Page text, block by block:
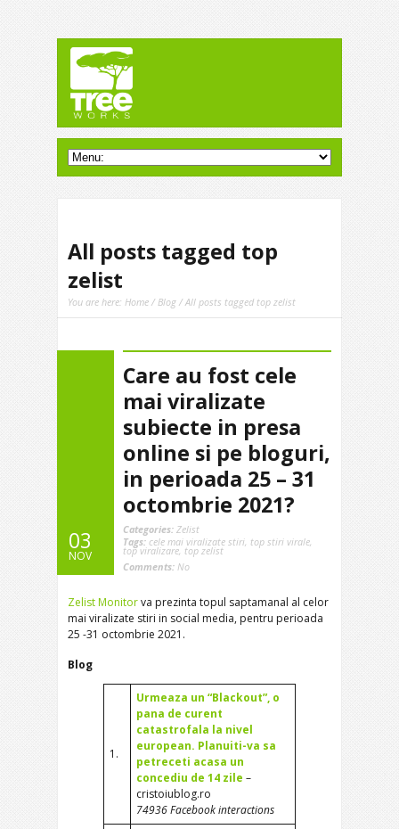
All posts tagged top
zelist
You are here: Home /Blog / All posts tagged top zelist
03
NOV
Care au fost cele
mai viralizate
subiecte in presa
online si pe bloguri,
in perioada 25 – 31
octombrie 2021?
Categories: Zelist
Tags: cele mai viralizate stiri, top stiri virale,
top viralizare, top zelist
Comments: No
Zelist Monitorva prezinta topul saptamanal al celor
mai viralizate stiri in social media, pentru perioada
25 -31 octombrie 2021.
Blog
1.
Urmeaza un “Blackout”, o
pana de curent
catastrofala la nivel
european. Planuiti-va sa
petreceti acasa un
concediu de 14 zile –
cristoiublog.ro
74936 Facebook interactions